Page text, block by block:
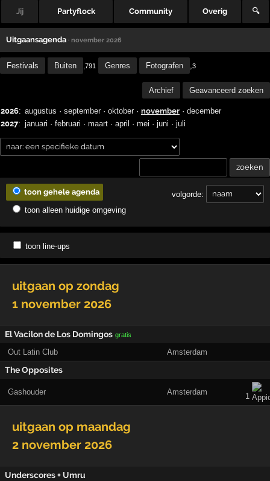
Jij Partyflock Community Overig 🔍
Uitgaansagenda· november 2026
Festivals Buiten ,791 Genres Fotografen ,3
Archief Geavanceerd zoeken
2026: augustus · september· oktober· november · december
2027: januari · februari · maart · april · mei · juni · juli
volgorde:
toon gehele agenda
toon alleen huidige omgeving
toon line-ups
uitgaan op zondag
1 november 2026
El Vacilon de Los Domingos gratis
Out Latin Club Amsterdam
The Opposites
Gashouder Amsterdam 1
uitgaan op maandag
2 november 2026
Underscores + Umru